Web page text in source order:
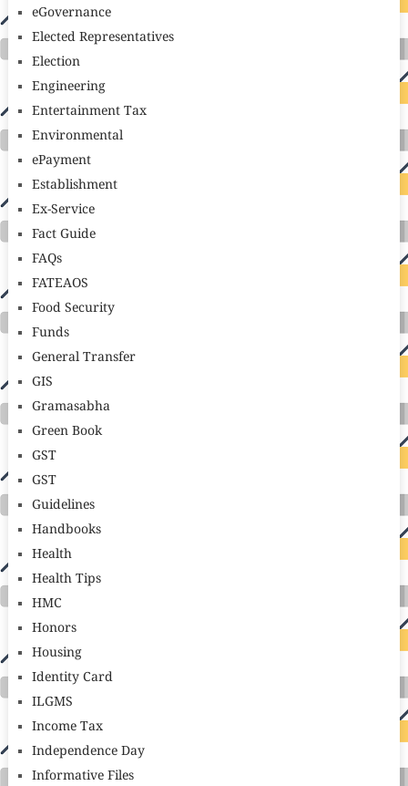
eGovernance
Elected Representatives
Election
Engineering
Entertainment Tax
Environmental
ePayment
Establishment
Ex-Service
Fact Guide
FAQs
FATEAOS
Food Security
Funds
General Transfer
GIS
Gramasabha
Green Book
GST
GST
Guidelines
Handbooks
Health
Health Tips
HMC
Honors
Housing
Identity Card
ILGMS
Income Tax
Independence Day
Informative Files